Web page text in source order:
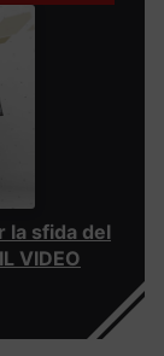
la sfida del
VIDEO